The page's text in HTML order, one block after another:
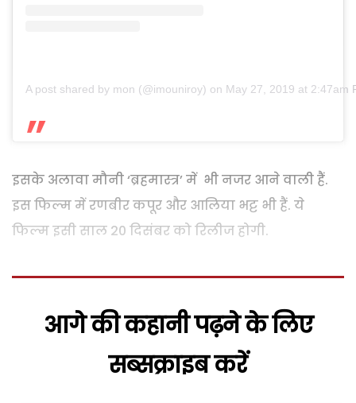
A post shared by mon (@imouniroy) on May 27, 2019 at 2:47am
इसके अलावा मौनी ‘ब्रहमास्त्र’ में भी नजर आने वाली हैं.
इस फिल्म में रणबीर कपूर और आलिया भट्ट भी हैं. ये
फिल्म इसी साल 20 दिसंबर को रिलीज होगी.
आगे की कहानी पढ़ने के लिए
सब्सक्राइब करें